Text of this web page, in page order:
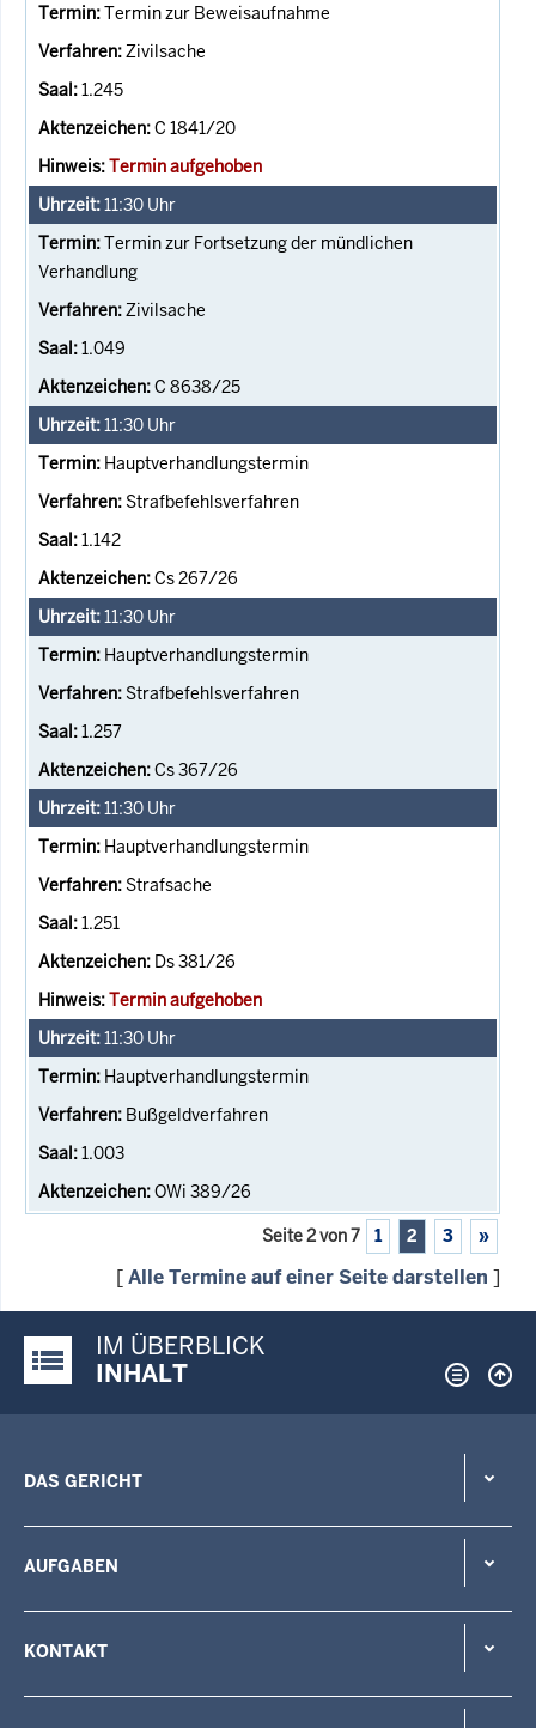
Termin zur Beweisaufnahme
Zivilsache
1.245
C 1841/20
Termin aufgehoben
11:30 Uhr
Termin zur Fortsetzung der mündlichen
Verhandlung
Zivilsache
1.049
C 8638/25
11:30 Uhr
Hauptverhandlungstermin
Strafbefehlsverfahren
1.142
Cs 267/26
11:30 Uhr
Hauptverhandlungstermin
Strafbefehlsverfahren
1.257
Cs 367/26
11:30 Uhr
Hauptverhandlungstermin
Strafsache
1.251
Ds 381/26
Termin aufgehoben
11:30 Uhr
Hauptverhandlungstermin
Bußgeldverfahren
1.003
OWi 389/26
Seite 2 von 7 1 2 3 »
[Alle Termine auf einer Seite darstellen ]
Justiz-Portal im Überblick:
IM ÜBERBLICK
INHALT
DAS GERICHT
AUFGABEN
KONTAKT